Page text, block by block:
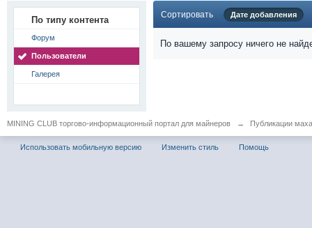
По типу контента
Форум
Пользователи
Галерея
Сортировать Дате добавления
По вашему запросу ничего не
MINING CLUB торгово-информационный портал для майнеров → Публикации
Использовать мобильную версию Изменить стиль Помощь